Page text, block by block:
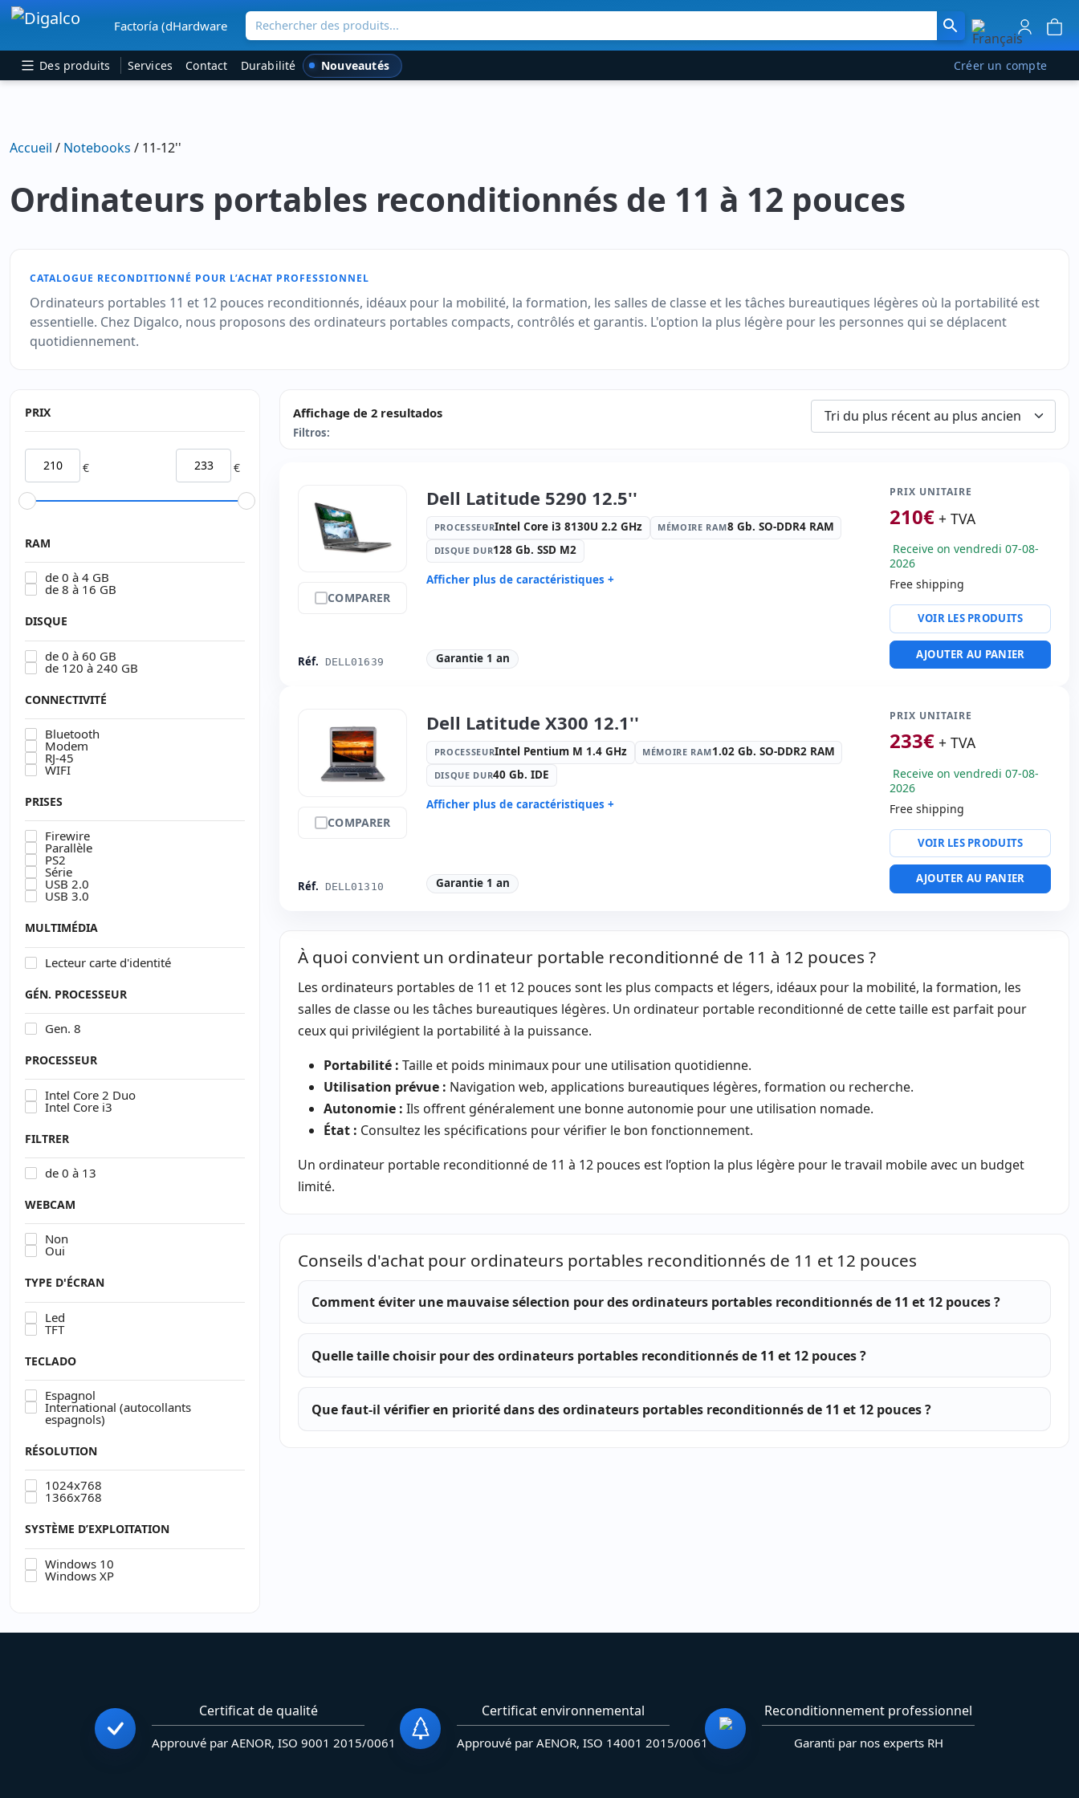
Navigation principale
Factoría (dHardware Rechercher des produits...
Des produits Services Contact Durabilité Nouveautés Créer un compte
Accueil / Notebooks / 11-12''
Ordinateurs portables reconditionnés de 11 à 12 pouces
CATALOGUE RECONDITIONNÉ POUR L’ACHAT PROFESSIONNEL
Ordinateurs portables 11 et 12 pouces reconditionnés, idéaux pour la mobilité, la formation, les salles de classe et les tâches bureautiques légères où la portabilité est
essentielle. Chez Digalco, nous proposons des ordinateurs portables compacts, contrôlés et garantis. L'option la plus légère pour les personnes qui se déplacent
quotidiennement.
PRIX
€ €
RAM
de 0 à 4 GB
de 8 à 16 GB
DISQUE
de 0 à 60 GB
de 120 à 240 GB
CONNECTIVITÉ
Bluetooth
Modem
RJ-45
WIFI
PRISES
Firewire
Parallèle
PS2
Série
USB 2.0
USB 3.0
MULTIMÉDIA
Lecteur carte d'identité
GÉN. PROCESSEUR
Gen. 8
PROCESSEUR
Intel Core 2 Duo
Intel Core i3
FILTRER
de 0 à 13
WEBCAM
Non
Oui
TYPE D'ÉCRAN
Led
TFT
TECLADO
Espagnol
International (autocollants
espagnols)
RÉSOLUTION
1024x768
1366x768
SYSTÈME D’EXPLOITATION
Windows 10
Windows XP
Affichage de 2 resultados
Filtros:
COMPARER
Réf. DELL01639
Dell Latitude 5290 12.5''
PROCESSEURIntel Core i3 8130U 2.2 GHz MÉMOIRE RAM8 Gb. SO-DDR4 RAM
DISQUE DUR128 Gb. SSD M2
Afficher plus de caractéristiques +
Son: Realtek HDA
Led 12.5 '' HD 16:
9 · Résolution
1366x768
Multimédias: Webcam · Lecteur
Connectivité: RJ-45 · WIFI ·
Notebook spécifique:
clavier International (autocollants
espagnols)
Garantie 1 an
PRIX UNITAIRE
210€ + TVA
Receive on vendredi 07-08-
2026
Free shipping
VOIR LES PRODUITS
AJOUTER AU PANIER
COMPARER
Réf. DELL01310
Dell Latitude X300 12.1''
PROCESSEURIntel Pentium M 1.4 GHz MÉMOIRE RAM1.02 Gb. SO-DDR2 RAM
DISQUE DUR40 Gb. IDE
Afficher plus de caractéristiques +
TFT 12.1 '' HD 4: 3 · Résolution
Autres ports: PCMCIA
Ports vidéo: VGA Connectivité: RJ-45 · WIFI ·
Bluetooth · Modem
Notebook spécifique:
clavier Espagnol
Dimensions: 28x24x3.5 cm. 1.00 Kg.
Garantie 1 an
PRIX UNITAIRE
233€ + TVA
Receive on vendredi 07-08-
2026
Free shipping
VOIR LES PRODUITS
AJOUTER AU PANIER
À quoi convient un ordinateur portable reconditionné de 11 à 12 pouces ?
Les ordinateurs portables de 11 et 12 pouces sont les plus compacts et légers, idéaux pour la mobilité, la formation, les
salles de classe ou les tâches bureautiques légères. Un ordinateur portable reconditionné de cette taille est parfait pour
ceux qui privilégient la portabilité à la puissance.
Portabilité : Taille et poids minimaux pour une utilisation quotidienne.
Utilisation prévue : Navigation web, applications bureautiques légères, formation ou recherche.
Autonomie : Ils offrent généralement une bonne autonomie pour une utilisation nomade.
État : Consultez les spécifications pour vérifier le bon fonctionnement.
Un ordinateur portable reconditionné de 11 à 12 pouces est l’option la plus légère pour le travail mobile avec un budget
limité.
Conseils d'achat pour ordinateurs portables reconditionnés de 11 et 12 pouces
Comment éviter une mauvaise sélection pour des ordinateurs portables reconditionnés de 11 et 12 pouces ?
Quelle taille choisir pour des ordinateurs portables reconditionnés de 11 et 12 pouces ?
Que faut-il vérifier en priorité dans des ordinateurs portables reconditionnés de 11 et 12 pouces ?
Certificat de qualité
Approuvé par AENOR, ISO 9001 2015/0061
Certificat environnemental
Approuvé par AENOR, ISO 14001 2015/0061
Reconditionnement professionnel
Garanti par nos experts RH